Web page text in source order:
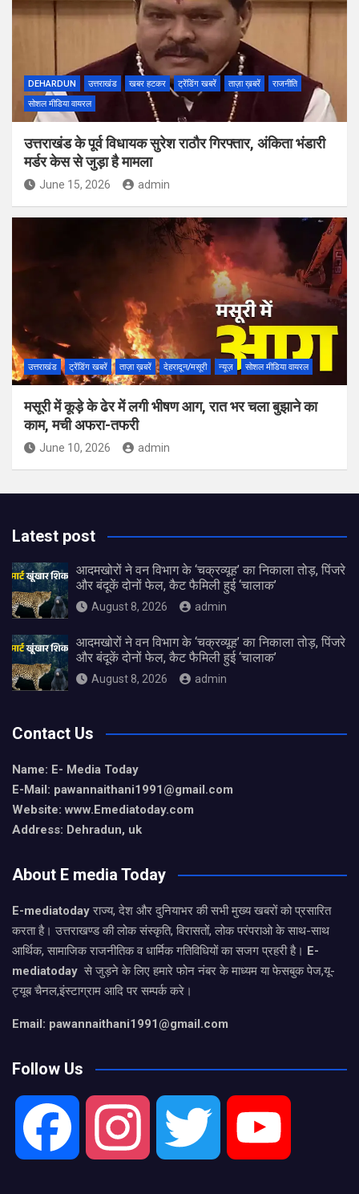
DEHARDUN उत्तराखंड खबर हटकर ट्रेंडिंग खबरें ताज़ा ख़बरें
राजनीति
सोशल मीडिया वायरल
उत्तराखंड के पूर्व विधायक सुरेश राठौर गिरफ्तार, अंकिता भंडारी
मर्डर केस से जुड़ा है मामला
June 15, 2026 admin
उत्तराखंड ट्रेंडिंग खबरें ताज़ा ख़बरें देहरादून/मसूरी न्यूज़ सोशल मीडिया वायरल
मसूरी में कूड़े के ढेर में लगी भीषण आग, रात भर चला बुझाने का
काम, मची अफरा-तफरी
June 10, 2026 admin
Latest post
आदमखोरों ने वन विभाग के ‘चक्रव्यूह’ का निकाला तोड़, पिंजरे
और बंदूकें दोनों फेल, कैट फैमिली हुई ‘चालाक’
August 8, 2026 admin
आदमखोरों ने वन विभाग के ‘चक्रव्यूह’ का निकाला तोड़, पिंजरे
और बंदूकें दोनों फेल, कैट फैमिली हुई ‘चालाक’
August 8, 2026 admin
Contact Us
Name: E- Media Today
E-Mail: pawannaithani1991@gmail.com
Website: www.Emediatoday.com
Address: Dehradun, uk
About E media Today
E-mediatodayराज्य, देश और दुनियाभर की सभी मुख्य खबरों को प्रसारित
करता है। उत्तराखण्ड की लोक संस्कृति, विरासतों, लोक परंपराओ के साथ-साथ
आर्थिक, सामाजिक राजनीतिक व धार्मिक गतिविधियों का सजग प्रहरी है। E-
mediatoday से जुड़ने के लिए हमारे फोन नंबर के माध्यम या फेसबुक पेज,यू-
ट्यूब चैनल,इंस्टाग्राम आदि पर सम्पर्क करे।
Email: pawannaithani1991@gmail.com
Follow Us